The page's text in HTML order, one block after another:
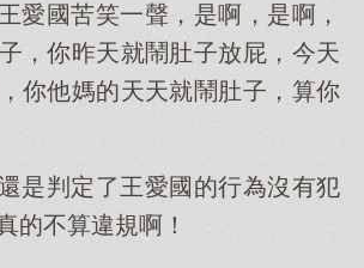
愛國苦笑一聲，是啊，是啊，
，你昨天就鬧肚子放屁，今天
你他媽的天天就鬧肚子，算你
是判定了王愛國的行為沒有犯
的不算違規啊！